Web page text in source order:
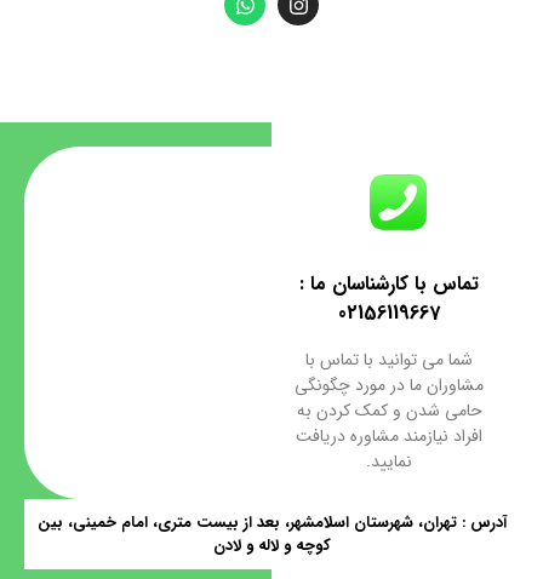
تماس با کارشناسان ما :
02156119667
شما می توانید با تماس با
مشاوران ما در مورد چگونگی
حامی شدن و کمک کردن به
افراد نیازمند مشاوره دریافت
نمایید.
آدرس : تهران، شهرستان اسلامشهر، بعد از بیست متری، امام خمینی، بین
کوچه و لاله و لادن